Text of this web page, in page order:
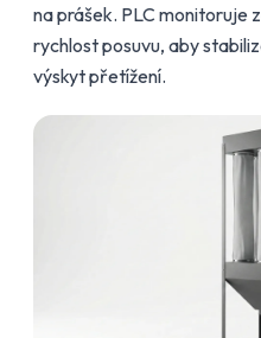
na prášek. PLC monitoruje
rychlost posuvu, aby
výskyt přetížení.